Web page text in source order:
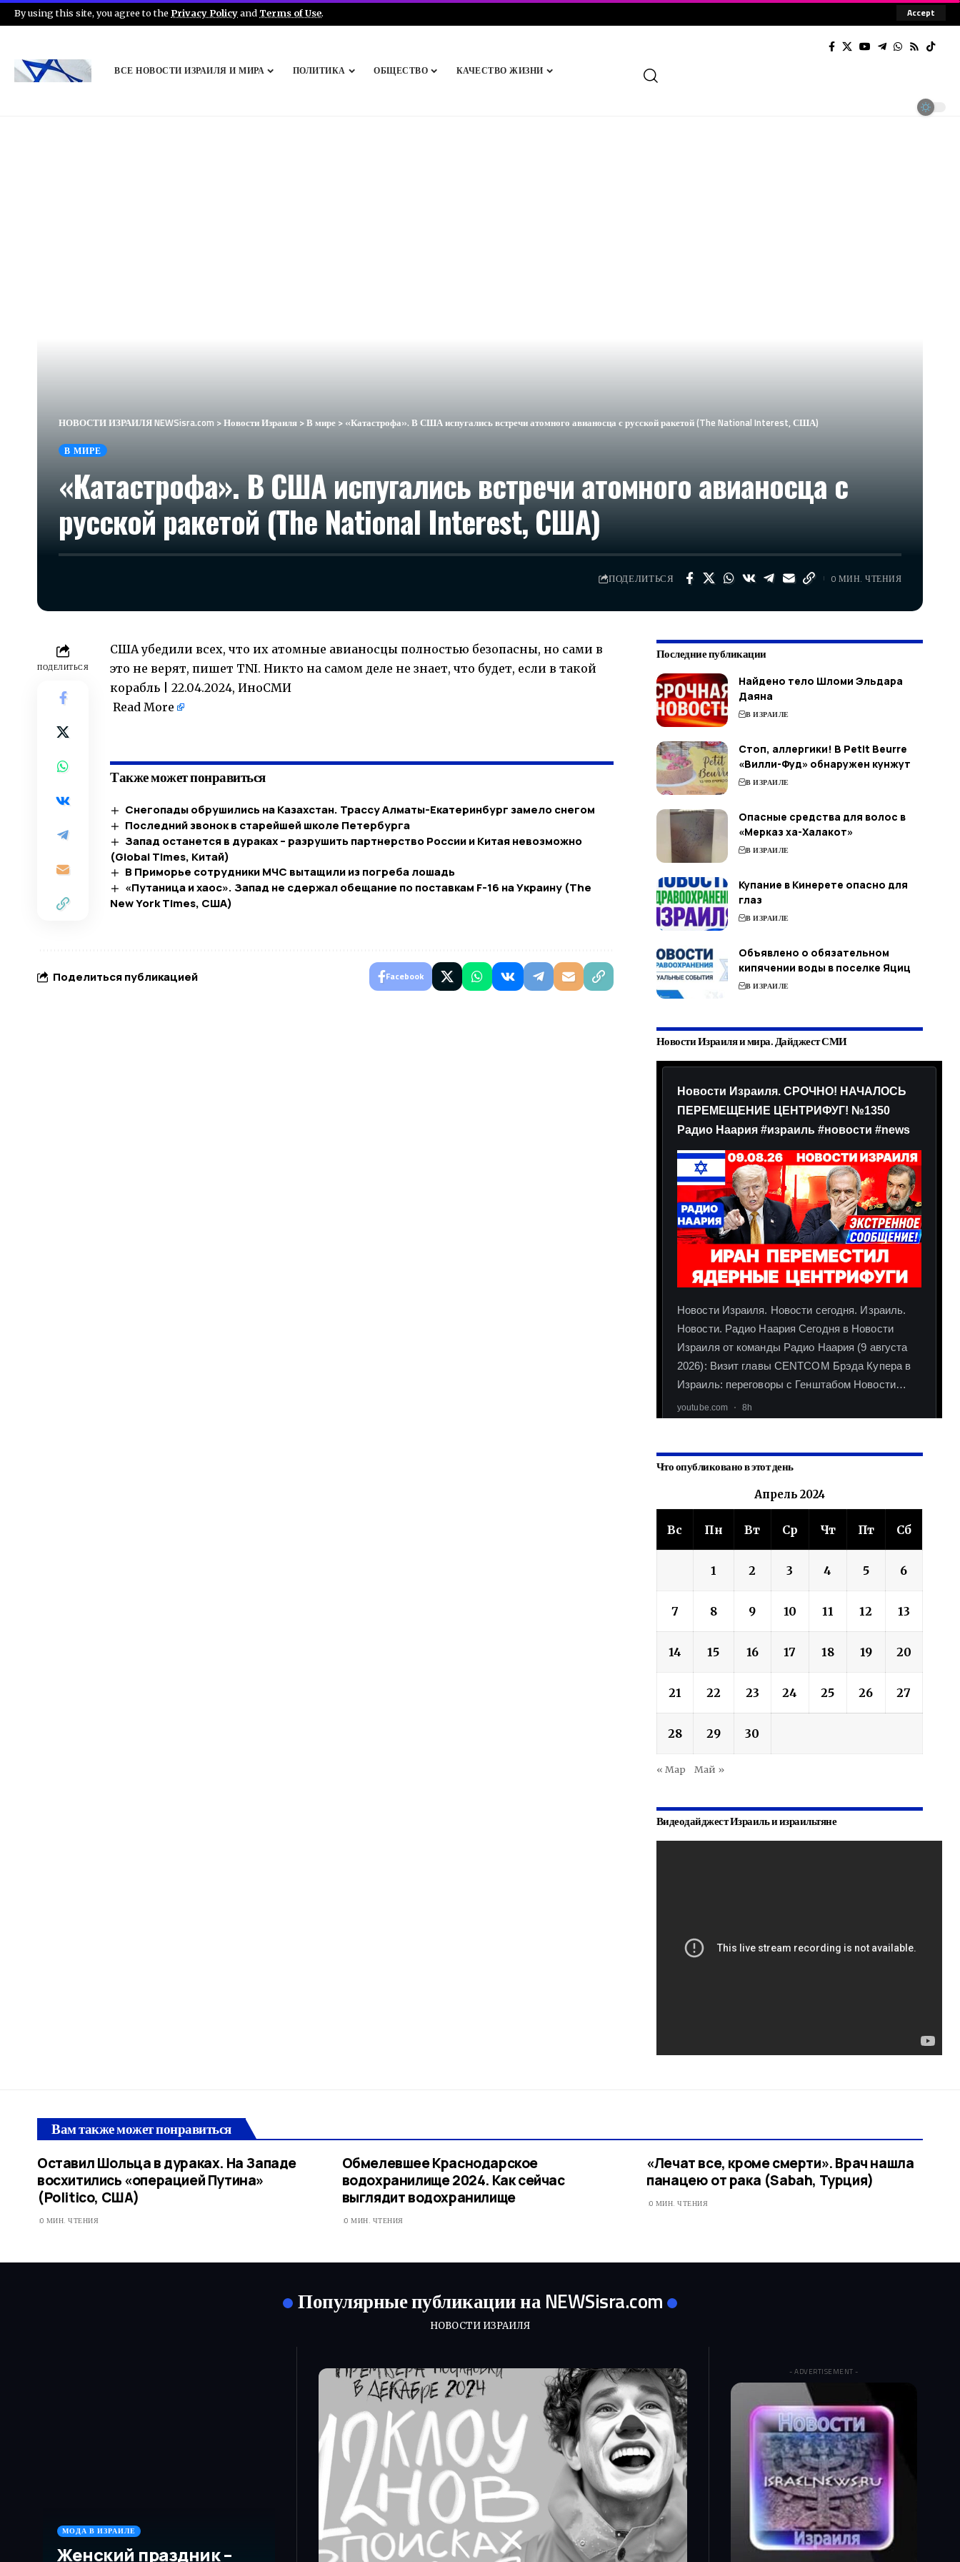
By using this site, you agree to the Privacy Policyand Terms of Use. Accept
ВСЕ НОВОСТИ ИЗРАИЛЯ И МИРА ПОЛИТИКА ОБЩЕСТВО КАЧЕСТВО ЖИЗНИ
НОВОСТИ ИЗРАИЛЯ NEWSisra.com >Новости Израиля >В мире > «Катастрофа». В США испугались встречи атомного авианосца с русской ракетой (The National Interest, США)
В МИРЕ
«Катастрофа». В США испугались встречи атомного авианосца с
русской ракетой (The National Interest, США)
ПОДЕЛИТЬСЯ 0 МИН. ЧТЕНИЯ
ПОДЕЛИТЬСЯ
США убедили всех, что их атомные авианосцы полностью безопасны, но сами в
это не верят, пишет TNI. Никто на самом деле не знает, что будет, если в такой
корабль | 22.04.2024, ИноСМИ
Read More
Также может понравиться
Снегопады обрушились на Казахстан. Трассу Алматы-Екатеринбург замело снегом
Последний звонок в старейшей школе Петербурга
Запад останется в дураках – разрушить партнерство России и Китая невозможно
(Global Times, Китай)
В Приморье сотрудники МЧС вытащили из погреба лошадь
«Путаница и хаос». Запад не сдержал обещание по поставкам F-16 на Украину (The
New York Times, США)
Поделиться публикацией Facebook
Последние публикации
Найдено тело Шломи Эльдара
Даяна
В ИЗРАИЛЕ
Стоп, аллергики! В Petit Beurre
«Вилли-Фуд» обнаружен кунжут
В ИЗРАИЛЕ
Опасные средства для волос в
«Мерказ ха-Халакот»
В ИЗРАИЛЕ
Купание в Кинерете опасно для
глаз
В ИЗРАИЛЕ
Объявлено о обязательном
кипячении воды в поселке Яциц
В ИЗРАИЛЕ
Новости Израиля и мира. Дайджест СМИ
Что опубликовано в этот день
Апрель 2024
Вс Пн Вт Ср Чт Пт Сб
1 2 3 4 5 6
7 8 9 10 11 12 13
14 15 16 17 18 19 20
21 22 23 24 25 26 27
28 29 30
« Мар Май »
Видеодайджест Израиль и израильтяне
Вам также может понравиться
Оставил Шольца в дураках. На Западе
восхитились «операцией Путина»
(Politico, США)
0 МИН. ЧТЕНИЯ
Обмелевшее Краснодарское
водохранилище 2024. Как сейчас
выглядит водохранилище
0 МИН. ЧТЕНИЯ
«Лечат все, кроме смерти». Врач нашла
панацею от рака (Sabah, Турция)
0 МИН. ЧТЕНИЯ
Популярные публикации на NEWSisra.com
НОВОСТИ ИЗРАИЛЯ
МОДА В ИЗРАИЛЕ
Женский праздник –
- ADVERTISEMENT -